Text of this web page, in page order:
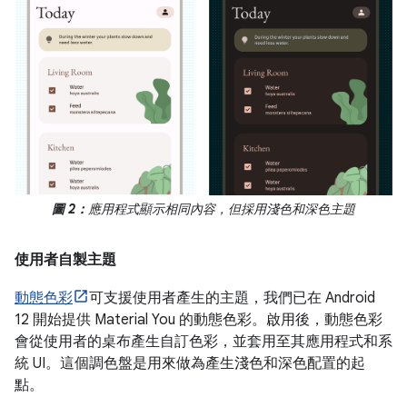
圖 2： 應用程式顯示相同內容，但採用淺色和深色主題
使用者自製主題
動態色彩
可支援使用者產生的主題，我們已在 Android
12 開始提供 Material You 的動態色彩。啟用後，動態色彩
會從使用者的桌布產生自訂色彩，並套用至其應用程式和系
統 UI。這個調色盤是用來做為產生淺色和深色配置的起
點。